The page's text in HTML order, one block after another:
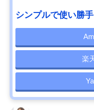
シンプルで使い勝
楽